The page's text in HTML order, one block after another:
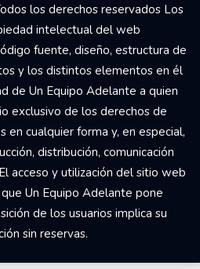
los derechos reservados Los
intelectual del web
fuente, diseño, estructura de
y los distintos elementos en él
de Un Equipo Adelante a quien
exclusivo de los derechos de
en cualquier forma y, en especial,
distribución, comunicación
acceso y utilización del sitio web
Un Equipo Adelante pone
de los usuarios implica su
sin reservas.